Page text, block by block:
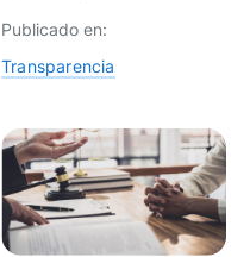
Publicado en:
Transparencia